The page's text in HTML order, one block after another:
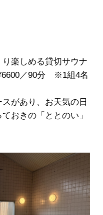
楽しめる貸切サウナ
／90分 ※1組4名
があり、お天気の日
おきの「ととのい」